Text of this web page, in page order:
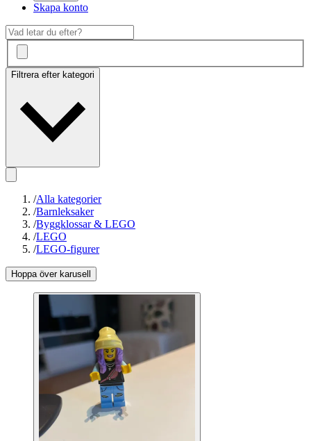
Skapa konto
Filtrera efter kategori
/Alla kategorier
/Barnleksaker
/Byggklossar & LEGO
/LEGO
/LEGO-figurer
Hoppa över karusell